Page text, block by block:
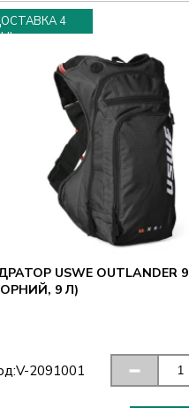
4
USWE OUTLANDER 9
9 Л)
V-2091001